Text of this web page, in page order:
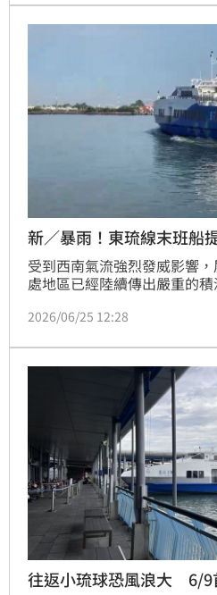
身「環保流氓」，涉嫌恐嚇3
600元「回饋金」，3年大賺
（1）日重砲抨擊，多日聯繫
批鄉公所毫無作為、行政明
調查，若查有不法，將依法移
新／暴雨！東琉線末班
受到西南氣流強烈發威影響
處地區已經陸續傳出嚴重的
全縣停止上班、上課。此外，
班船將提早至下午15時開航
班船則提早到下午17時。
2026/06/25 12:28
往返小琉球恐風浪大 6/9